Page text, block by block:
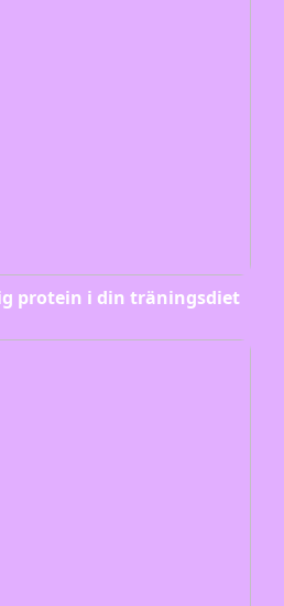
protein i din träningsdiet